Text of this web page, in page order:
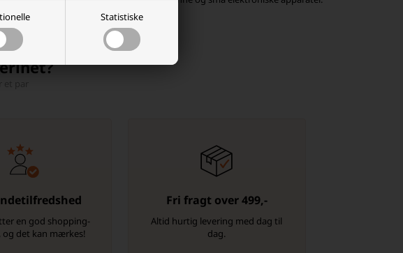
Statistiske
en god shopping-
og det kan mærkes!
Fri fragt over 499,-
Altid hurtig levering med dag til
dag.